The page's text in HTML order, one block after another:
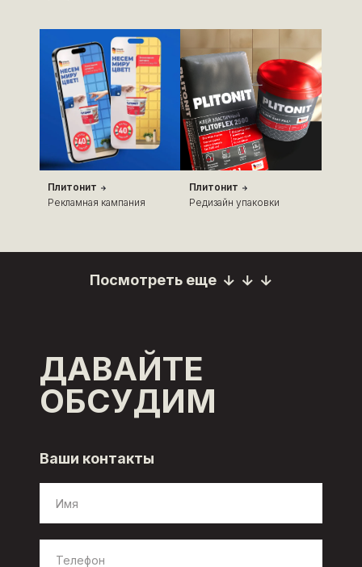
Плитонит
Рекламная кампания
Плитонит
Редизайн упаковки
Посмотреть еще
Посмотреть еще
ДАВАЙТЕ
ОБСУДИМ
Ваши контакты